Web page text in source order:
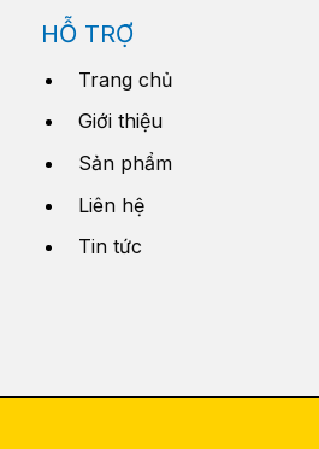
HỖ TRỢ
Trang chủ
Giới thiệu
Sản phẩm
Liên hệ
Tin tức